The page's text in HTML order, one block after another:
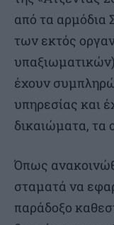
από τα αρμόδια
των εκτός
έχουν
υπηρεσίας και
δικαιώματα, τα
Όπως
σταματά να
παράδοξο